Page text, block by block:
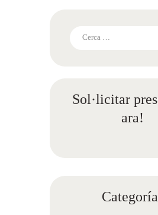
Sol·licitar
ara!